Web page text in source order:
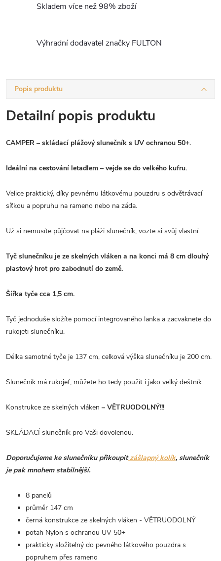
Skladem více než 98% zboží
Výhradní dodavatel značky FULTON
Popis produktu
Detailní popis produktu
CAMPER – skládací plážový slunečník s UV ochranou 50+.
Ideální na cestování letadlem – vejde se do velkého kufru.
Velice praktický, díky pevnému látkovému pouzdru s odvětrávací
síťkou a popruhu na rameno nebo na záda.
Už si nemusíte půjčovat na pláži slunečník, vozte si svůj vlastní.
Tyč slunečníku je ze skelných vláken a na konci má 8 cm dlouhý
plastový hrot pro zabodnutí do země.
Šířka tyče cca 1,5 cm.
Tyč jednoduše složíte pomocí integrovaného lanka a zacvaknete do
rukojeti slunečníku.
Délka samotné tyče je 137 cm, celková výška slunečníku je 200 cm.
Slunečník má rukojeť, můžete ho tedy použít i jako velký deštník.
Konstrukce ze skelných vláken – VĚTRUODOLNÝ!!!
SKLÁDACÍ slunečník pro Vaši dovolenou.
Doporučujeme ke slunečníku přikoupitzášlapný kolík, slunečník
je pak mnohem stabilnější.
8 panelů
průměr 147 cm
černá konstrukce ze skelných vláken - VĚTRUODOLNÝ
potah Nylon s ochranou UV 50+
prakticky složitelný do pevného látkového pouzdra s
popruhem přes rameno